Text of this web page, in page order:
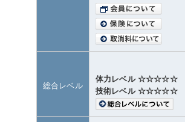
総合レベル
体力レベル ☆☆☆☆☆
技術レベル ☆☆☆☆☆